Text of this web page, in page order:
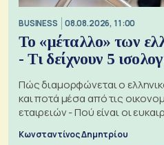
BUSINESS 08.08.2026, 11:00
Το «μέταλλο» των
- Τι δείχνουν 5
Πώς διαμορφώνεται ο
και ποτά μέσα από τις
εταιρειών - Πού είναι οι
Κωνσταντίνος Δημητρίου